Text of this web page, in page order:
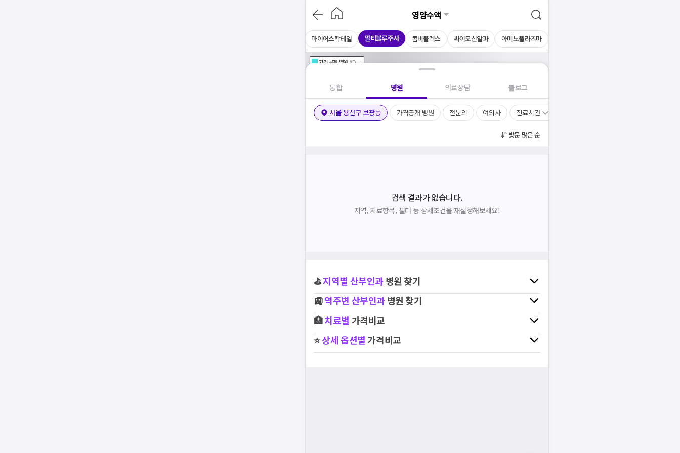
영양수액
마이어스칵테일 멀티블루주사 콤비플렉스 싸이모신알파 아미노플라즈마
가격공개 병원AD
통합 병원 의료상담 블로그
서울 용산구 보광동 가격공개 병원 전문의 여의사 진료시간
방문 많은 순
검색 결과가 없습니다.
지역, 치료항목, 필터 등 상세조건을 재설정해보세요!
⛳지역별 산부인과병원 찾기
🚉역주변 산부인과병원 찾기
🏥치료별 가격비교
⭐상세 옵션별가격비교